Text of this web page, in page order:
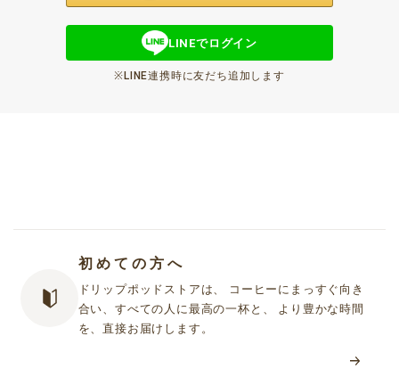
LINEでログイン
※LINE連携時に友だち追加します
初めての方へ
ドリップポッドストアは、 コーヒーにまっすぐ向き
合い、すべての人に最高の一杯と、 より豊かな時間
を、直接お届けします。